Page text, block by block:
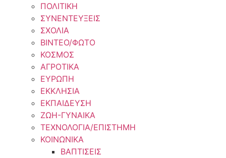
ΠΟΛΙΤΙΚΗ
ΣΥΝΕΝΤΕΥΞΕΙΣ
ΣΧΟΛΙΑ
ΒΙΝΤΕΟ/ΦΩΤΟ
ΚΟΣΜΟΣ
ΑΓΡΟΤΙΚΑ
ΕΥΡΩΠΗ
ΕΚΚΛΗΣΙΑ
ΕΚΠΑΙΔΕΥΣΗ
ΖΩΗ-ΓΥΝΑΙΚΑ
ΤΕΧΝΟΛΟΓΙΑ/ΕΠΙΣΤΗΜΗ
ΚΟΙΝΩΝΙΚΑ
ΒΑΠΤΙΣΕΙΣ